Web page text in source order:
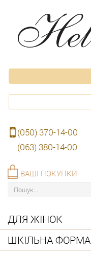
(050) 370-14-00
(063) 380-14-00
ВАШІ ПОКУПКИ
ДЛЯ ЖІНОК
ШКІЛЬНА ФОРМА